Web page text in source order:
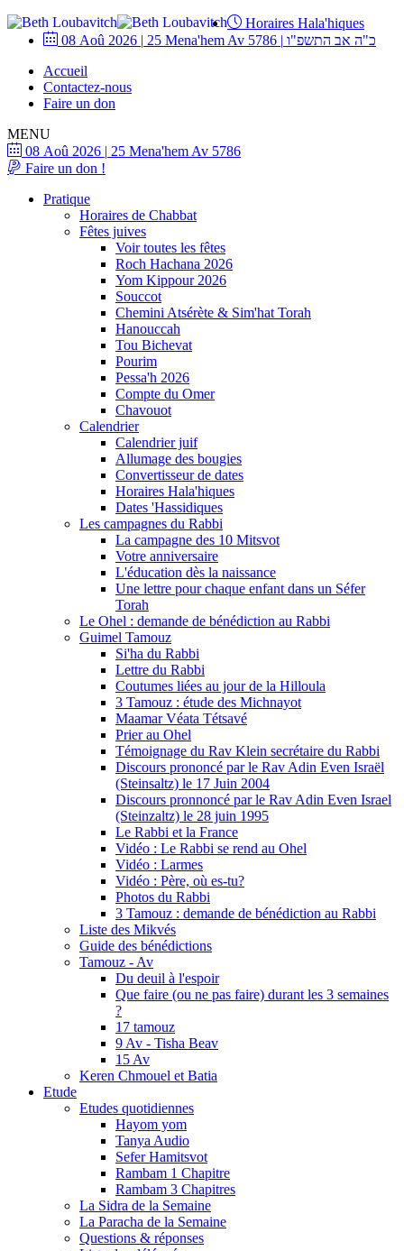
Horaires Hala'hiques
08 Aoû 2026 | 25 Mena'hem Av 5786 | כ"ה אב התשפ"ו
Accueil
Contactez-nous
Faire un don
MENU
08 Aoû 2026 | 25 Mena'hem Av 5786
Faire un don !
Pratique
Horaires de Chabbat
Fêtes juives
Voir toutes les fêtes
Roch Hachana 2026
Yom Kippour 2026
Souccot
Chemini Atsérète & Sim'hat Torah
Hanouccah
Tou Bichevat
Pourim
Pessa'h 2026
Compte du Omer
Chavouot
Calendrier
Calendrier juif
Allumage des bougies
Convertisseur de dates
Horaires Hala'hiques
Dates 'Hassidiques
Les campagnes du Rabbi
La campagne des 10 Mitsvot
Votre anniversaire
L'éducation dès la naissance
Une lettre pour chaque enfant dans un Séfer
Torah
Le Ohel : demande de bénédiction au Rabbi
Guimel Tamouz
Si'ha du Rabbi
Lettre du Rabbi
Coutumes liées au jour de la Hilloula
3 Tamouz : étude des Michnayot
Maamar Véata Tétsavé
Prier au Ohel
Témoignage du Rav Klein secrétaire du Rabbi
Discours prononcé par le Rav Adin Even Israël
(Steinsaltz) le 17 Juin 2004
Discours pronnoncé par le Rav Adin Even Israel
(Steinzaltz) le 28 juin 1995
Le Rabbi et la France
Vidéo : Le Rabbi se rend au Ohel
Vidéo : Larmes
Vidéo : Père, où es-tu?
Photos du Rabbi
3 Tamouz : demande de bénédiction au Rabbi
Liste des Mikvés
Guide des bénédictions
Tamouz - Av
Du deuil à l'espoir
Que faire (ou ne pas faire) durant les 3 semaines
?
17 tamouz
9 Av - Tisha Beav
15 Av
Keren Chmouel et Batia
Etude
Etudes quotidiennes
Hayom yom
Tanya Audio
Sefer Hamitsvot
Rambam 1 Chapitre
Rambam 3 Chapitres
La Sidra de la Semaine
La Paracha de la Semaine
Questions & réponses